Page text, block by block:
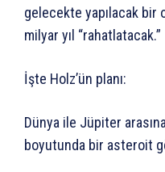
gelecekte yapılacak bir
milyar yıl “rahatlatacak.”
İşte Holz’ün planı:
Dünya ile Jüpiter
boyutunda bir asteroit